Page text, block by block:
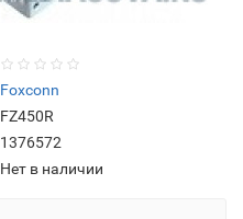
Foxconn
FZ450R
1376572
Нет в наличии